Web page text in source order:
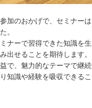
加のおかげで、セミナー
。
ナーで習得できた知識を生
出せることを期待します。
で、魅力的なテーマで継続
知識や経験を吸収できる